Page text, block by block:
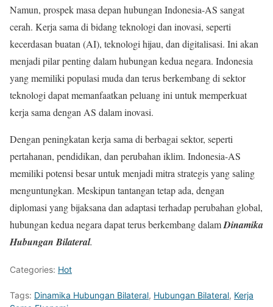
Namun, prospek masa depan hubungan Indonesia-AS sangat
cerah. Kerja sama di bidang teknologi dan inovasi, seperti
kecerdasan buatan (AI), teknologi hijau, dan digitalisasi. Ini akan
menjadi pilar penting dalam hubungan kedua negara. Indonesia
yang memiliki populasi muda dan terus berkembang di sektor
teknologi dapat memanfaatkan peluang ini untuk memperkuat
kerja sama dengan AS dalam inovasi.
Dengan peningkatan kerja sama di berbagai sektor, seperti
pertahanan, pendidikan, dan perubahan iklim. Indonesia-AS
memiliki potensi besar untuk menjadi mitra strategis yang saling
menguntungkan. Meskipun tantangan tetap ada, dengan
diplomasi yang bijaksana dan adaptasi terhadap perubahan global,
hubungan kedua negara dapat terus berkembang dalamDinamika
Hubungan Bilateral.
Categories: Hot
Tags: Dinamika Hubungan Bilateral, Hubungan Bilateral, Kerja